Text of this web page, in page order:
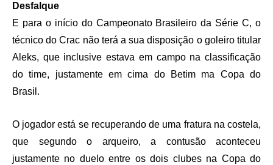
Desfalque
E para o início do Campeonato Brasileiro da Série C, o
técnico do Crac não terá a sua disposição o goleiro titular
Aleks, que inclusive estava em campo na classificação
do time, justamente em cima do Betim ma Copa do
Brasil.
O jogador está se recuperando de uma fratura na costela,
que segundo o arqueiro, a contusão aconteceu
justamente no duelo entre os dois clubes na Copa do